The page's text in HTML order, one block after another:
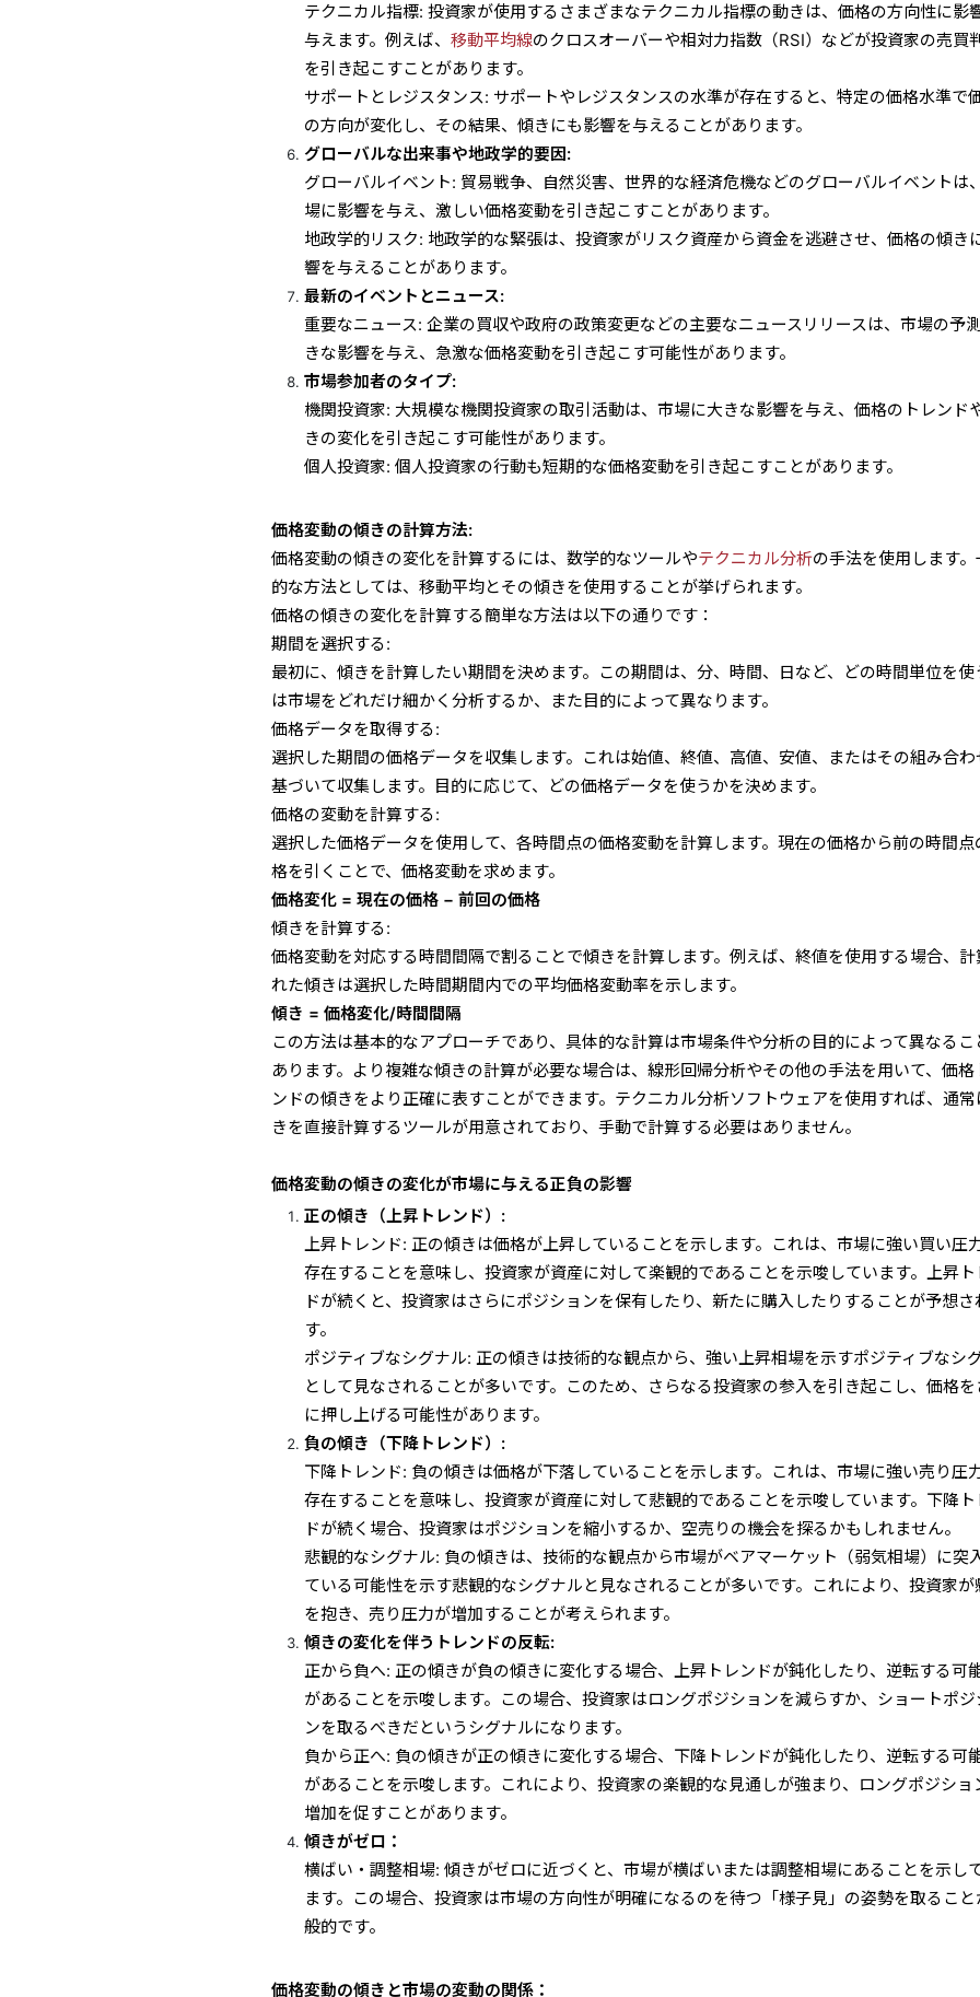
テクニカル指標: 投資家が使用するさまざまなテクニカル指標の動きは、価格の方向性に影
与えます。例えば、移動平均線のクロスオーバーや相対力指数（RSI）などが投資家の売買
を引き起こすことがあります。
サポートとレジスタンス: サポートやレジスタンスの水準が存在すると、特定の価格水準で
の方向が変化し、その結果、傾きにも影響を与えることがあります。
グローバルな出来事や地政学的要因:
グローバルイベント: 貿易戦争、自然災害、世界的な経済危機などのグローバルイベントは
場に影響を与え、激しい価格変動を引き起こすことがあります。
地政学的リスク: 地政学的な緊張は、投資家がリスク資産から資金を逃避させ、価格の傾き
響を与えることがあります。
最新のイベントとニュース:
重要なニュース: 企業の買収や政府の政策変更などの主要なニュースリリースは、市場の予
きな影響を与え、急激な価格変動を引き起こす可能性があります。
市場参加者のタイプ:
機関投資家: 大規模な機関投資家の取引活動は、市場に大きな影響を与え、価格のトレンド
きの変化を引き起こす可能性があります。
個人投資家: 個人投資家の行動も短期的な価格変動を引き起こすことがあります。
価格変動の傾きの計算方法:
価格変動の傾きの変化を計算するには、数学的なツールやテクニカル分析の手法を使用します。
的な方法としては、移動平均とその傾きを使用することが挙げられます。
価格の傾きの変化を計算する簡単な方法は以下の通りです：
期間を選択する:
最初に、傾きを計算したい期間を決めます。この期間は、分、時間、日など、どの時間単位を使
は市場をどれだけ細かく分析するか、また目的によって異なります。
価格データを取得する:
選択した期間の価格データを収集します。これは始値、終値、高値、安値、またはその組み合わ
基づいて収集します。目的に応じて、どの価格データを使うかを決めます。
価格の変動を計算する:
選択した価格データを使用して、各時間点の価格変動を計算します。現在の価格から前の時間点
格を引くことで、価格変動を求めます。
価格変化 = 現在の価格 − 前回の価格
傾きを計算する:
価格変動を対応する時間間隔で割ることで傾きを計算します。例えば、終値を使用する場合、計
れた傾きは選択した時間期間内での平均価格変動率を示します。
傾き = 価格変化/時間間隔
この方法は基本的なアプローチであり、具体的な計算は市場条件や分析の目的によって異なるこ
あります。より複雑な傾きの計算が必要な場合は、線形回帰分析やその他の手法を用いて、価格
ンドの傾きをより正確に表すことができます。テクニカル分析ソフトウェアを使用すれば、通常
きを直接計算するツールが用意されており、手動で計算する必要はありません。
価格変動の傾きの変化が市場に与える正負の影響
正の傾き（上昇トレンド）:
上昇トレンド: 正の傾きは価格が上昇していることを示します。これは、市場に強い買い圧
存在することを意味し、投資家が資産に対して楽観的であることを示唆しています。上昇ト
ドが続くと、投資家はさらにポジションを保有したり、新たに購入したりすることが予想さ
す。
ポジティブなシグナル: 正の傾きは技術的な観点から、強い上昇相場を示すポジティブなシ
として見なされることが多いです。このため、さらなる投資家の参入を引き起こし、価格を
に押し上げる可能性があります。
負の傾き（下降トレンド）:
下降トレンド: 負の傾きは価格が下落していることを示します。これは、市場に強い売り圧
存在することを意味し、投資家が資産に対して悲観的であることを示唆しています。下降ト
ドが続く場合、投資家はポジションを縮小するか、空売りの機会を探るかもしれません。
悲観的なシグナル: 負の傾きは、技術的な観点から市場がベアマーケット（弱気相場）に突
ている可能性を示す悲観的なシグナルと見なされることが多いです。これにより、投資家が
を抱き、売り圧力が増加することが考えられます。
傾きの変化を伴うトレンドの反転:
正から負へ: 正の傾きが負の傾きに変化する場合、上昇トレンドが鈍化したり、逆転する可
があることを示唆します。この場合、投資家はロングポジションを減らすか、ショートポジ
ンを取るべきだというシグナルになります。
負から正へ: 負の傾きが正の傾きに変化する場合、下降トレンドが鈍化したり、逆転する可
があることを示唆します。これにより、投資家の楽観的な見通しが強まり、ロングポジショ
増加を促すことがあります。
傾きがゼロ：
横ばい・調整相場: 傾きがゼロに近づくと、市場が横ばいまたは調整相場にあることを示し
ます。この場合、投資家は市場の方向性が明確になるのを待つ「様子見」の姿勢を取ること
般的です。
価格変動の傾きと市場の変動の関係：